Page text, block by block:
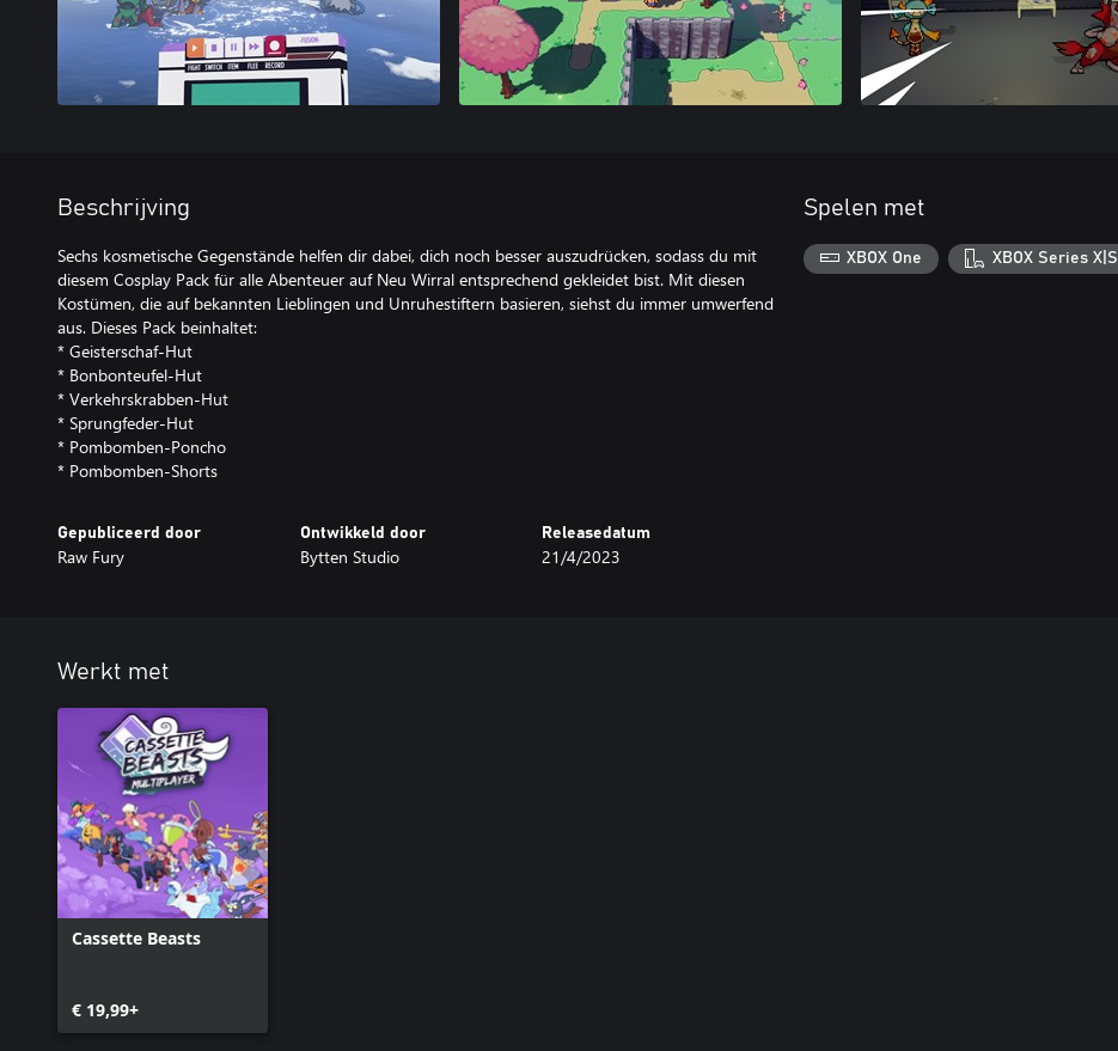
Beschrijving
Sechs kosmetische Gegenstände helfen dir dabei, dich noch besser auszudrücken, sodass du mit
diesem Cosplay Pack für alle Abenteuer auf Neu Wirral entsprechend gekleidet bist. Mit diesen
Kostümen, die auf bekannten Lieblingen und Unruhestiftern basieren, siehst du immer umwerfend
aus. Dieses Pack beinhaltet:
* Geisterschaf-Hut
* Bonbonteufel-Hut
* Verkehrskrabben-Hut
* Sprungfeder-Hut
* Pombomben-Poncho
Gepubliceerd door
Raw Fury
Ontwikkeld door
Bytten Studio
Releasedatum
21/4/2023
Spelen met
XBOX One XBOX Series X|S
Werkt met
Cassette Beasts
€ 19,99+